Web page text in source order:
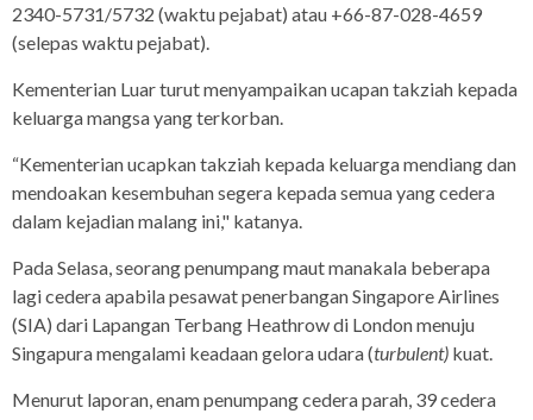
2340-5731/5732 (waktu pejabat) atau +66-87-028-4659
(selepas waktu pejabat).
Kementerian Luar turut menyampaikan ucapan takziah kepada
keluarga mangsa yang terkorban.
“Kementerian ucapkan takziah kepada keluarga mendiang dan
mendoakan kesembuhan segera kepada semua yang cedera
dalam kejadian malang ini," katanya.
Pada Selasa, seorang penumpang maut manakala beberapa
lagi cedera apabila pesawat penerbangan Singapore Airlines
(SIA) dari Lapangan Terbang Heathrow di London menuju
Singapura mengalami keadaan gelora udara (turbulent) kuat.
Menurut laporan, enam penumpang cedera parah, 39 cedera